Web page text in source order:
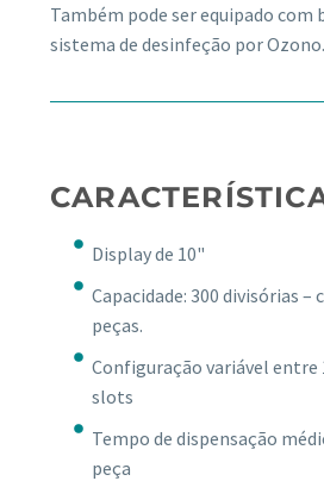
Também pode ser equipado com
sistema de desinfeção por Ozono.
Display de 10"
Capacidade: 300 divisórias –
peças.
Configuração variável entre
slots
Tempo de dispensação
peça